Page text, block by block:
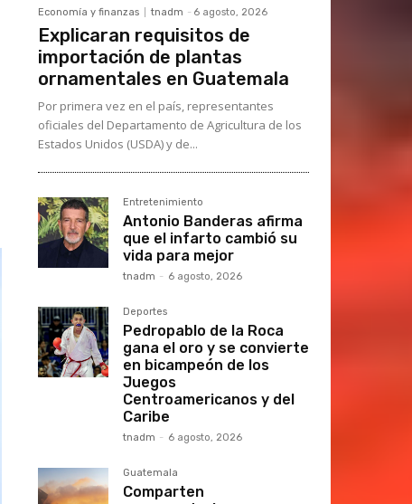
Economía y finanzas tnadm - 6 agosto, 2026
Explicaran requisitos de
importación de plantas
ornamentales en Guatemala
Por primera vez en el país, representantes
oficiales del Departamento de Agricultura de los
Estados Unidos (USDA) y de...
Entretenimiento
Antonio Banderas afirma
que el infarto cambió su
vida para mejor
tnadm - 6 agosto, 2026
Deportes
Pedropablo de la Roca
gana el oro y se convierte
en bicampeón de los
Juegos
Centroamericanos y del
Caribe
tnadm - 6 agosto, 2026
Guatemala
Comparten